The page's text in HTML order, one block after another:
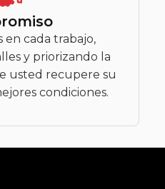
en cada trabajo,
y priorizando la
usted recupere su
condiciones.